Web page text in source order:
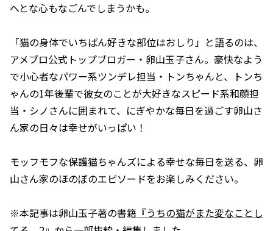
へとな心もなごんでしまうかも。
「猫の身体でいちばん好きな部位はおしり」と語るのは、
アメブロ公式トップブロガー・卵山玉子さん。豪快なよう
で小心者なパワー系ツンデレ担当・トンちゃんと、トンち
ゃんの1年後輩で彼女のことが大好きなスピード系和顔担
当・シノさんに囲まれて、にぎやかな毎日を過ごす卵山さ
ん家の日々は幸せがいっぱい！
モッフモフな保護猫ちゃんズによる幸せな毎日を送る、卵
山さん家のほのぼのエピソードをお楽しみください。
※本記事は卵山玉子著の書籍 『うちの猫がまた変なことし